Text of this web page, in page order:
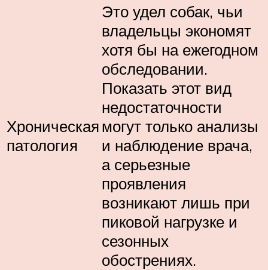
Хроническая
патология
Это удел собак, чьи
владельцы экономят
хотя бы на ежегодном
обследовании.
Показать этот вид
недостаточности
могут только анализы
и наблюдение врача,
а серьезные
проявления
возникают лишь при
пиковой нагрузке и
сезонных
обострениях.